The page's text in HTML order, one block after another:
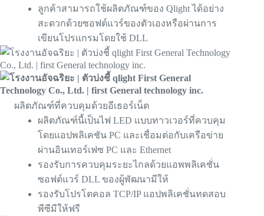
ลูกค้าสามารถใช้ผลิตภัณฑ์ของ Qlight ได้อย่าง
สะดวกด้วยซอฟต์แวร์ของตัวเองหรือผ่านการ
เขียนโปรแกรมโดยใช้ DLL
ผลิตภัณฑ์ที่ควบคุมด้วยอีเธอร์เน็ต
ผลิตภัณฑ์นี้เป็นไฟ LED แบบทาวเวอร์ที่ควบคุม
โดยแอปพลิเคชัน PC และเชื่อมต่อกับเครือข่าย
ผ่านอินเทอร์เฟซ PC และ Ethernet
รองรับการควบคุมระยะไกลด้วยแอพพลิเคชั่น
ซอฟต์แวร์ DLL ของผู้พัฒนามีให้
รองรับโปรโตคอล TCP/IP แอปพลิเคชั่นทดสอบ
พีซีมีให้ฟรี